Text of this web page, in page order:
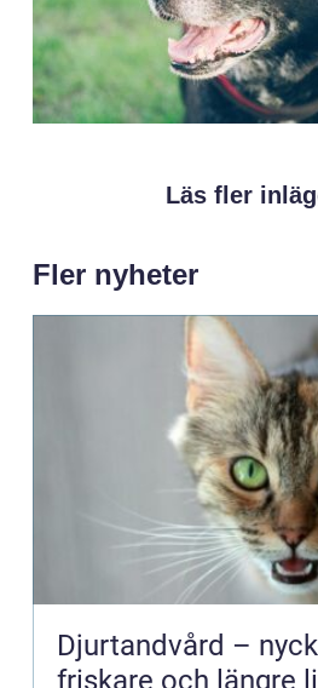
Läs fler
Fler nyheter
Djurtandvård –
friskare och längre